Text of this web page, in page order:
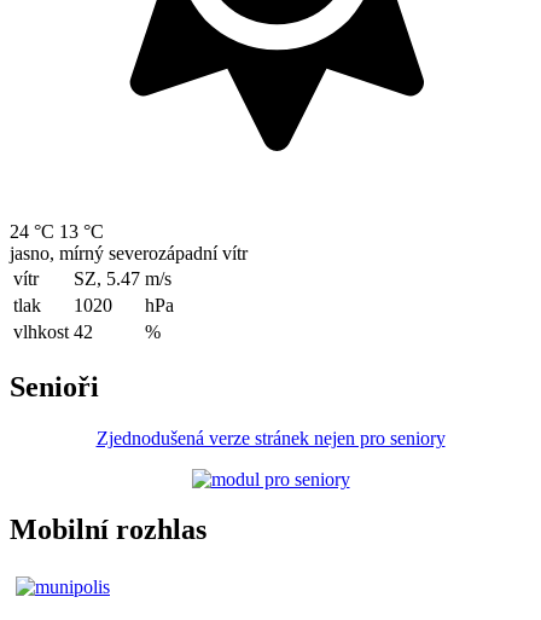
24 °C 13 °C
jasno, mírný severozápadní vítr
vítr
SZ, 5.47 m/s
tlak
1020
hPa
vlhkost 42 %
Senioři
Zjednodušená verze stránek nejen pro seniory
Mobilní rozhlas